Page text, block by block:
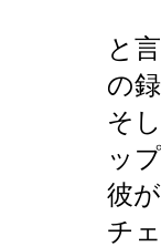
と
の
そ
ッ
彼
チ